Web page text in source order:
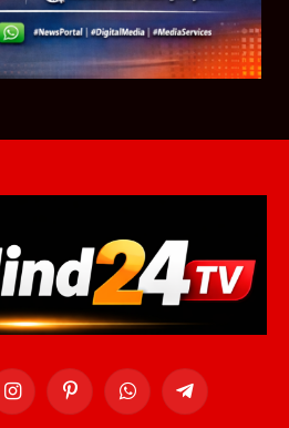
InstagramPinterestWhatsAppTelegram